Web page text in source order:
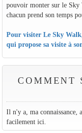
pouvoir monter sur le Sky
chacun prend son temps
Pour visiter Le Sky
qui propose sa visite à
COMMENT
Il n'y a, ma connaissance,
facilement ici.